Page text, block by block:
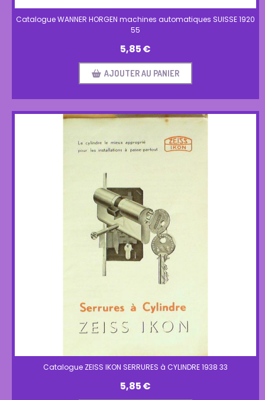
Catalogue WANNER HORGEN machines automatiques SUISSE 1920
55
5,85€
AJOUTER AU PANIER
Catalogue ZEISS IKON SERRURES à CYLINDRE 1938 33
5,85€